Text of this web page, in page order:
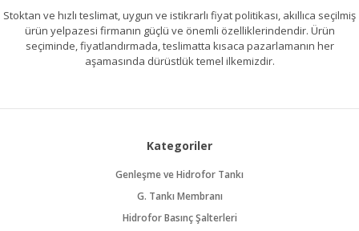
Stoktan ve hızlı teslimat, uygun ve istikrarlı fiyat politikası, akıllıca seçilmiş
ürün yelpazesi firmanın güçlü ve önemli özelliklerindendir. Ürün
seçiminde, fiyatlandırmada, teslimatta kısaca pazarlamanın her
aşamasında dürüstlük temel ilkemizdir.
Kategoriler
Genleşme ve Hidrofor Tankı
G. Tankı Membranı
Hidrofor Basınç Şalterleri